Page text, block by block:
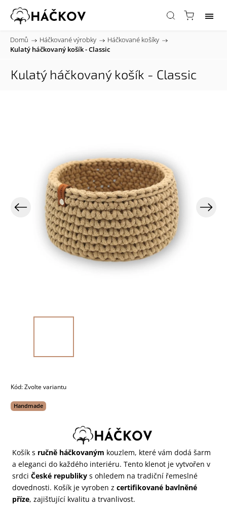
Domů / Háčkované výrobky / Háčkované košíky /
Kulatý háčkovaný košík - Classic
Kulatý háčkovaný košík - Classic
Kód:Zvolte variantu
Handmade
Košík s ručně háčkovaným kouzlem, které vám dodá šarm
a eleganci do každého interiéru. Tento klenot je vytvořen v
srdci České republiky s ohledem na tradiční řemeslné
dovednosti. Košík je vyroben z certifikované bavlněné
příze, zajišťující kvalitu a trvanlivost.